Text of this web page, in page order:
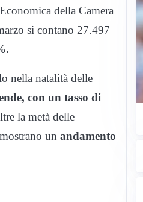
della Camera
si contano 27.497
nella natalità delle
con un tasso di
la metà delle
mostrano un andamento